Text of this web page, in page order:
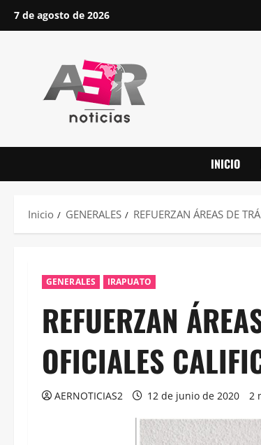
Saltar7 de agosto de 2026
INICIO
Inicio GENERALES REFUERZAN ÁREAS DE
GENERALES IRAPUATO
REFUERZAN
OFICIALES
AERNOTICIAS2 12 de junio de 2020 2